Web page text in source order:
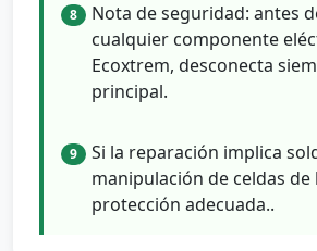
8
Nota de seguridad: antes
cualquier componente
Ecoxtrem, desconecta
principal.
9
Si la reparación implica
manipulación de celdas
protección adecuada..